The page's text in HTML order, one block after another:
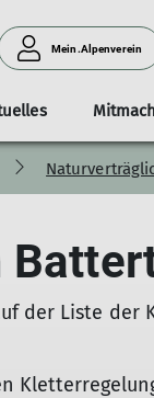
Mein.Alpenverein
2026
Gruppen
Jugendgruppen
Klettern
Geschäftsstelle
der Liste der